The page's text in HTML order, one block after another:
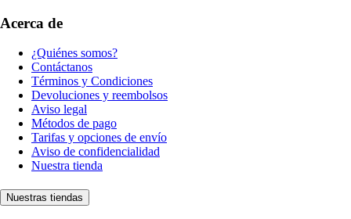
Acerca de
¿Quiénes somos?
Contáctanos
Términos y Condiciones
Devoluciones y reembolsos
Aviso legal
Métodos de pago
Tarifas y opciones de envío
Aviso de confidencialidad
Nuestra tienda
Nuestras tiendas